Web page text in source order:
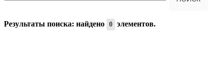
Результаты поиска: найдено 0 элементов.